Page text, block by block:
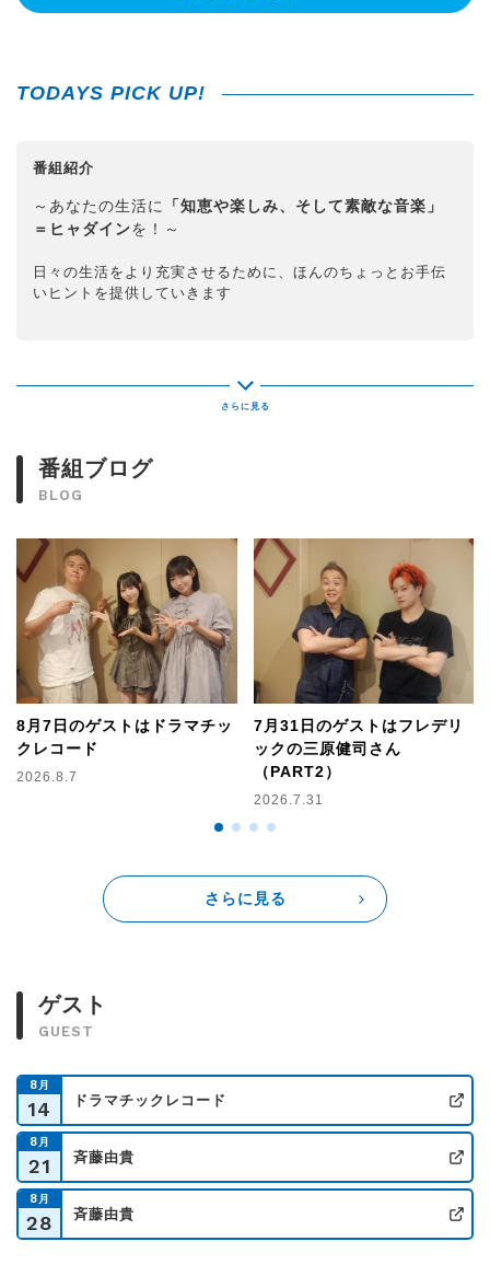
TODAYS PICK UP!
番組紹介
～あなたの生活に
「知恵や楽しみ、そして素敵な音楽」
＝ヒャダインを！～
日々の生活をより充実させるために、ほんのちょっとお手伝
いヒントを提供していきます
番組ブログ
BLOG
8月7日のゲストはドラマチッ
クレコード
2026.8.7
7月31日のゲストはフレデリ
ックの三原健司さん
（PART2）
2026.7.31
さらに見る
ゲスト
GUEST
8 月
14
ドラマチックレコード
8 月
21
斉藤由貴
8 月
28
斉藤由貴